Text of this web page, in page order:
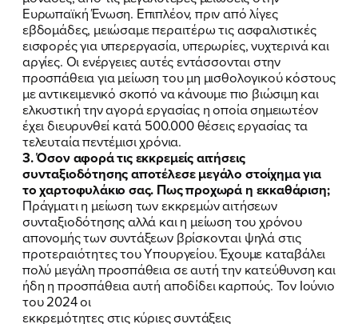
Ευρωπαϊκή Ένωση. Επιπλέον, πριν από λίγες
εβδομάδες, μειώσαμε περαιτέρω τις ασφαλιστικές
εισφορές για υπερεργασία, υπερωρίες, νυχτερινά και
αργίες. Οι ενέργειες αυτές εντάσσονται στην
προσπάθεια για μείωση του μη μισθολογικού κόστους
με αντικειμενικό σκοπό να κάνουμε πιο βιώσιμη και
ελκυστική την αγορά εργασίας η οποία σημειωτέον
έχει διευρυνθεί κατά 500.000 θέσεις εργασίας τα
τελευταία πεντέμισι χρόνια.
3. Όσον αφορά τις εκκρεμείς αιτήσεις
συνταξιοδότησης αποτέλεσε μεγάλο στοίχημα για
το χαρτοφυλάκιο σας. Πως προχωρά η εκκαθάριση;
Πράγματι η μείωση των εκκρεμών αιτήσεων
συνταξιοδότησης αλλά και η μείωση του χρόνου
απονομής των συντάξεων βρίσκονται ψηλά στις
προτεραιότητες του Υπουργείου. Έχουμε καταβάλει
πολύ μεγάλη προσπάθεια σε αυτή την κατεύθυνση και
ήδη η προσπάθεια αυτή αποδίδει καρπούς. Τον Ιούνιο
του 2024 οι
εκκρεμότητες στις κύριες συντάξεις